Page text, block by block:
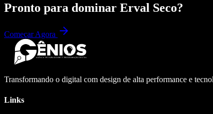
Pronto para dominar Erval Seco?
Começar Agora
Transformando o digital com design de alta performance e
Links